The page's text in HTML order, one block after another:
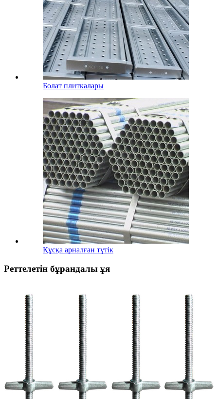
Болат плиткалары
Құсқа арналған түтік
Реттелетін бұрандалы ұя